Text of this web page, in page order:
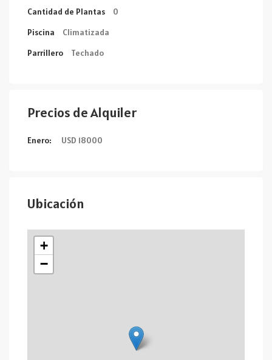
Cantidad de Plantas
0
Piscina
Climatizada
Parrillero
Techado
Precios de Alquiler
Enero: USD 18000
Ubicación
+
−